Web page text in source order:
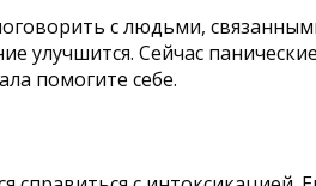
с людьми,
улучшится. Сейчас
помогите себе.